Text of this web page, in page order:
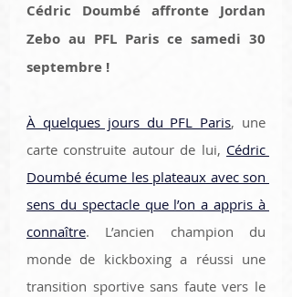
Cédric Doumbé affronte Jordan
Zebo au PFL Paris ce samedi 30
septembre !
À quelques jours du PFL Paris, une
carte construite autour de lui, Cédric
Doumbé écume les plateaux avec son
sens du spectacle que l’on a appris à
connaître. L’ancien champion du
monde de kickboxing a réussi une
transition sportive sans faute vers le